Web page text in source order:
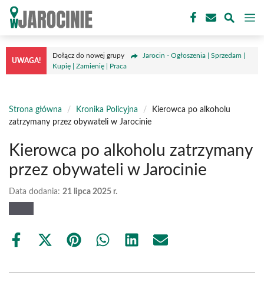
Przejdź
treści
UWAGA!
Dołącz do nowej grupy
Jarocin - Ogłoszenia | Sprzedam |
Kupię | Zamienię | Praca
Strona główna / Kronika Policyjna /
Kierowca po alkoholu
zatrzymany przez obywateli w Jarocinie
Kierowca po alkoholu zatrzymany
przez obywateli w Jarocinie
Data dodania: 21 lipca 2025 r.
Share
Share
(Twitter)
Share Share Share Share